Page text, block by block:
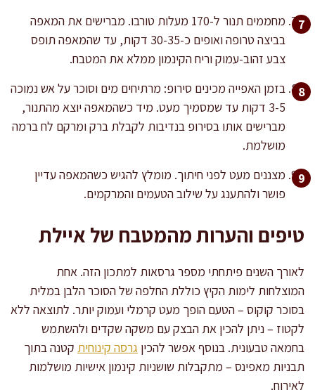
מחממים תנור ל-170 מעלות טורבו. מברישים את המאפה
בביצה טרופה ואופים כ-30-35 דקות, עד שהמאפה תופס
צבע זהוב-עמוק וריח הקינמון ממלא את המטבח.
בזמן האפייה מכינים סירופ: מרתיחים מים וסוכר על אש נמוכה
3-5 דקות עד שמסמיך מעט. מיד כשהמאפה יוצא מהתנור,
מברישים אותו בסירופ בנדיבות לקבלת ברק ומרקם לח ברמה
מושלמת.
מצננים מעט לפני חיתוך. מומלץ להגיש כשהמאפה עדיין
פושר ולהתענג על שילוב הטעמים והמרקמים.
טיפים והערות מהמטבח של איילת
לאורך השנים פיתחתי מספר גרסאות למתכון הזה. אחת
המוצלחות לימות הקיץ כוללת החלפה של הסוכר הלבן במלית
בסוכר קוקוס – הטעם הופך מעט קרמלי ועמוק יותר. לתוצאה ללא
לקטוז – ניתן להכין את הבצק עם משקה שקדים ולהשתמש
בחמאה טבעונית. בנוסף אפשר להכין גרסה קינוחית קטנה בתוך
תבניות מאפינס – מתקבלות שושניות קינמון אישיות מושלמות
לאירוח.